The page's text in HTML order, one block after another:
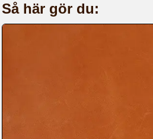
Så här gör du: